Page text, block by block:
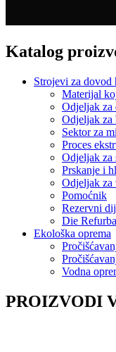
Katalog
Strojevi za dovod
Materijal
Odjeljak za
Odjeljak za
Sektor za
Proces
Odjeljak za
Prskanje i
Odjeljak za
Pomoćnik
Rezervni
Die
Ekološka oprema
Vodna
PROIZVODI